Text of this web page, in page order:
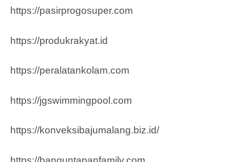
https://pasirprogosuper.com
https://produkrakyat.id
https://peralatankolam.com
https://jgswimmingpool.com
https://konveksibajumalang.biz.id/